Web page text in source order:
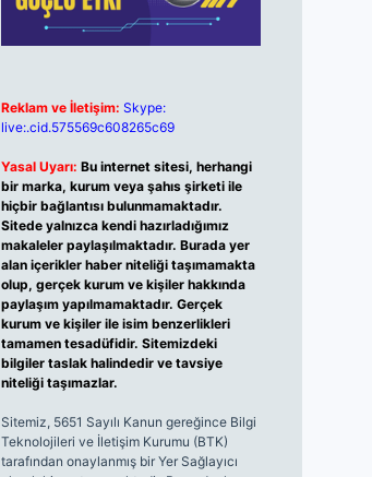
Reklam ve İletişim: Skype:
live:.cid.575569c608265c69
Yasal Uyarı: Bu internet sitesi, herhangi
bir marka, kurum veya şahıs şirketi ile
hiçbir bağlantısı bulunmamaktadır.
Sitede yalnızca kendi hazırladığımız
makaleler paylaşılmaktadır. Burada yer
alan içerikler haber niteliği taşımamakta
olup, gerçek kurum ve kişiler hakkında
paylaşım yapılmamaktadır. Gerçek
kurum ve kişiler ile isim benzerlikleri
tamamen tesadüfidir. Sitemizdeki
bilgiler taslak halindedir ve tavsiye
niteliği taşımazlar.
Sitemiz, 5651 Sayılı Kanun gereğince Bilgi
Teknolojileri ve İletişim Kurumu (BTK)
tarafından onaylanmış bir Yer Sağlayıcı